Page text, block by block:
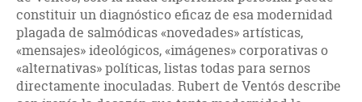
constituir un diagnóstico eficaz de esa modernidad
plagada de salmódicas «novedades» artísticas,
«mensajes» ideológicos, «imágenes» corporativas o
«alternativas» políticas, listas todas para sernos
directamente inoculadas. Rubert de Ventós describe